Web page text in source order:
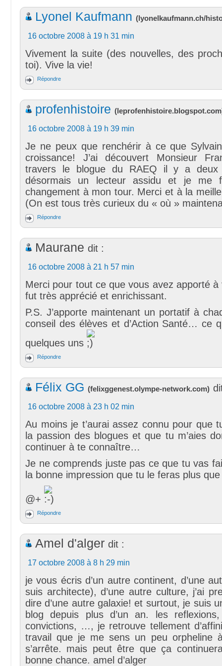
Lyonel Kaufmann (lyonelkaufmann.ch/
16 octobre 2008 à 19 h 31 min
Vivement la suite (des nouvelles, des
toi). Vive la vie!
Répondre
profenhistoire (leprofenhistoire.blogspot.com
16 octobre 2008 à 19 h 39 min
Je ne peux que renchérir à ce que
croissance! J’ai découvert Monsieur
travers le blogue du RAEQ il y a
désormais un lecteur assidu et je me
changement à mon tour. Merci et à la
(On est tous très curieux du « où »
Répondre
Maurane dit :
16 octobre 2008 à 21 h 57 min
Merci pour tout ce que vous avez apporté à
fut très apprécié et enrichissant.
P.S. J’apporte maintenant un portatif à
conseil des élèves et d’Action Santé… ce
quelques uns
Répondre
Félix GG (felixggenest.olympe-network.com)
16 octobre 2008 à 23 h 02 min
Au moins je t’aurai assez connu pour que
la passion des blogues et que tu m’aies
continuer à te connaître…
Je ne comprends juste pas ce que tu vas
la bonne impression que tu le feras plus
@+
Répondre
Amel d'alger dit :
17 octobre 2008 à 8 h 29 min
je vous écris d’un autre continent, d’une
suis architecte), d’une autre culture, j’ai
dire d’une autre galaxie! et surtout, je suis
blog depuis plus d’un an. les
convictions, …, je retrouve tellement
travail que je me sens un peu orpheline
s’arrête. mais peut être que ça
bonne chance. amel d’alger